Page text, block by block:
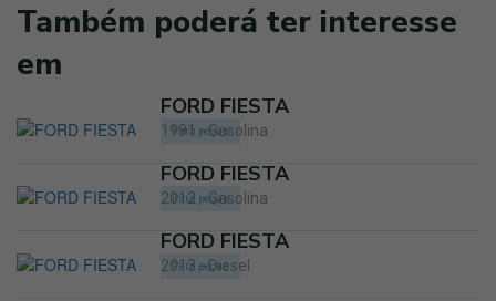
Também poderá ter interesse
em
Para peças
FORD FIESTA
1991 - Gasolina
Para peças
FORD FIESTA
2012 - Gasolina
Para peças
FORD FIESTA
2013 - Diesel